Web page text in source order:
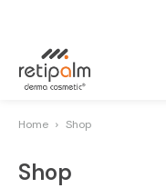
Home Shop
Shop